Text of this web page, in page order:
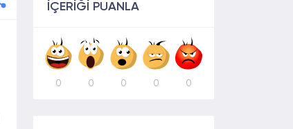
İÇERİĞİ PUANLA
0 0 0 0 0